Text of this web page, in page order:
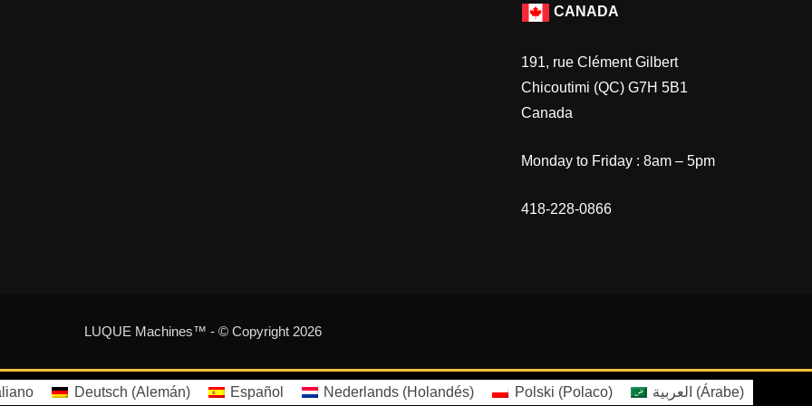
CANADA
191, rue Clément Gilbert
Chicoutimi (QC) G7H 5B1
Canada
Monday to Friday : 8am – 5pm
418-228-0866
LUQUE Machines™ - © Copyright 2026
Deutsch (Alemán) Español Nederlands (Holandés) Polski (Polaco) العربية (Árabe)